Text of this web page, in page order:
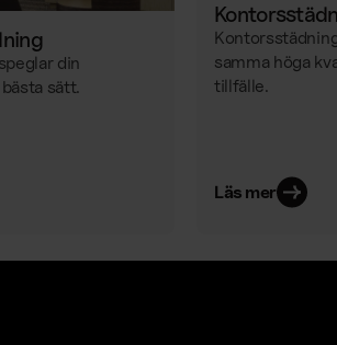
din
sätt.
samma höga
tillfälle.
Läs mer